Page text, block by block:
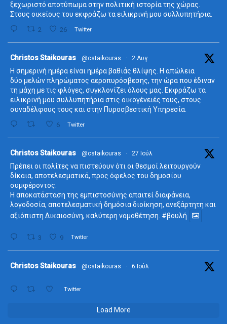
ξεχωριστό αποτύπωμα στην πολιτική ιστορία της χώρας.
Στους οικείους του εκφράζω τα ειλικρινή μου συλλυπητήρια.
2 26 Twitter
Christos Staikouras @cstaikouras · 2 Αυγ
Η σημερινή ημέρα είναι ημέρα βαθιάς θλίψης. Η απώλεια
δύο μελών πληρώματος αεροπυρόσβεσης, την ώρα που έδιναν
τη μάχη με τις φλόγες, συγκλονίζει όλους μας. Εκφράζω τα
ειλικρινή μου συλλυπητήρια στις οικογένειές τους, στους
συναδέλφους τους και στην Πυροσβεστική Υπηρεσία.
6 Twitter
Christos Staikouras @cstaikouras · 27 Ιούλ
Πρέπει οι πολίτες να πιστεύουν ότι οι θεσμοί λειτουργούν
δίκαια, αποτελεσματικά, προς όφελος του δημοσίου
συμφέροντος.
Η αποκατάσταση της εμπιστοσύνης απαιτεί διαφάνεια,
λογοδοσία, αποτελεσματική δημόσια διοίκηση, ανεξάρτητη και
αξιόπιστη Δικαιοσύνη, καλύτερη νομοθέτηση. #βουλή
3 9 Twitter
Christos Staikouras @cstaikouras · 6 Ιούλ
Twitter
Load More